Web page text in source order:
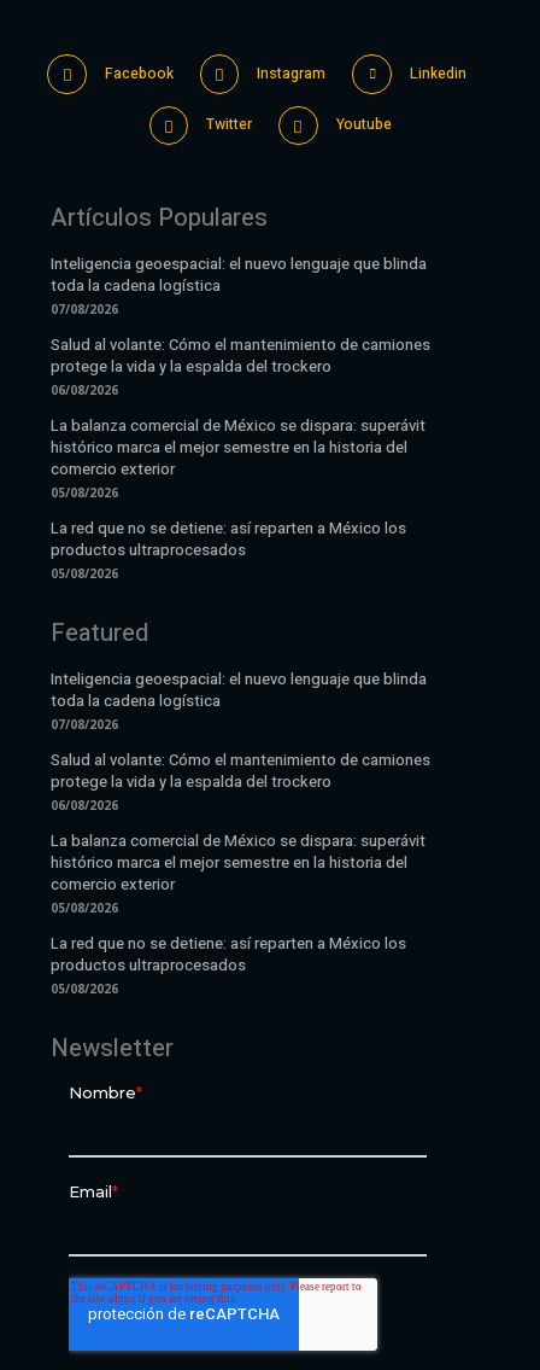
Facebook Instagram Linkedin
Twitter Youtube
Artículos Populares
Inteligencia geoespacial: el nuevo lenguaje que blinda
toda la cadena logística
07/08/2026
Salud al volante: Cómo el mantenimiento de camiones
protege la vida y la espalda del trockero
06/08/2026
La balanza comercial de México se dispara: superávit
histórico marca el mejor semestre en la historia del
comercio exterior
05/08/2026
La red que no se detiene: así reparten a México los
productos ultraprocesados
05/08/2026
Featured
Inteligencia geoespacial: el nuevo lenguaje que blinda
toda la cadena logística
07/08/2026
Salud al volante: Cómo el mantenimiento de camiones
protege la vida y la espalda del trockero
06/08/2026
La balanza comercial de México se dispara: superávit
histórico marca el mejor semestre en la historia del
comercio exterior
05/08/2026
La red que no se detiene: así reparten a México los
productos ultraprocesados
05/08/2026
Newsletter